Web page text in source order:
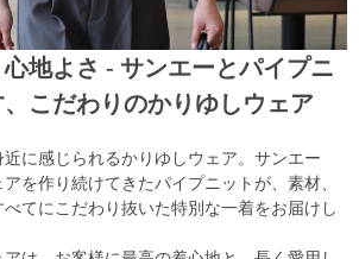
地よさ - サンエーとパイプニ
こだわりのかりゆしウェア
に感じられるかりゆしウェア。サンエー
を作り続けてきたパイプニットが、素材、
てにこだわり抜いた特別な一着をお届けし